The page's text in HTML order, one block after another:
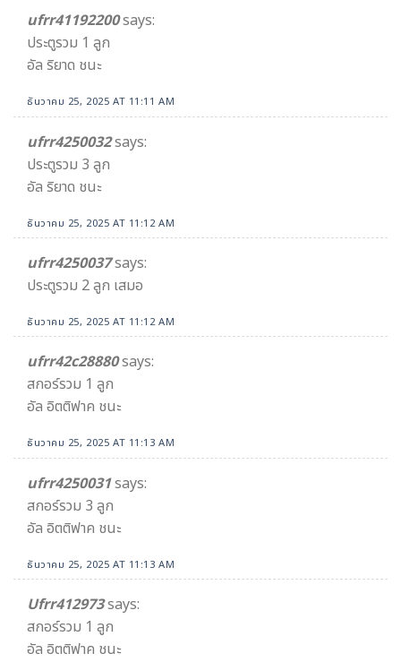
ufrr41192200says:
ประตูรวม 1 ลูก
อัล ริยาด ชนะ
ธันวาคม 25, 2025 AT 11:11 AM
ufrr4250032says:
ประตูรวม 3 ลูก
อัล ริยาด ชนะ
ธันวาคม 25, 2025 AT 11:12 AM
ufrr4250037says:
ประตูรวม 2 ลูก เสมอ
ธันวาคม 25, 2025 AT 11:12 AM
ufrr42c28880says:
สกอร์รวม 1 ลูก
อัล อิตติฟาค ชนะ
ธันวาคม 25, 2025 AT 11:13 AM
ufrr4250031says:
สกอร์รวม 3 ลูก
อัล อิตติฟาค ชนะ
ธันวาคม 25, 2025 AT 11:13 AM
Ufrr412973says:
สกอร์รวม 1 ลูก
อัล อิตติฟาค ชนะ